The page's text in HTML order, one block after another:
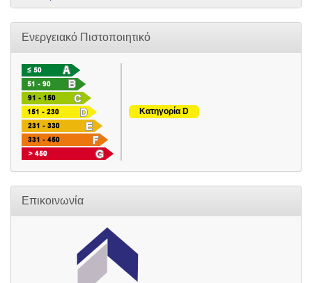
Ενεργειακό Πιστοποιητικό
Κατηγορία D
Επικοινωνία